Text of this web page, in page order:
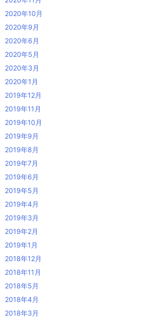
2020年10月
2020年9月
2020年6月
2020年5月
2020年3月
2020年1月
2019年12月
2019年11月
2019年10月
2019年9月
2019年8月
2019年7月
2019年6月
2019年5月
2019年4月
2019年3月
2019年2月
2019年1月
2018年12月
2018年11月
2018年5月
2018年4月
2018年3月